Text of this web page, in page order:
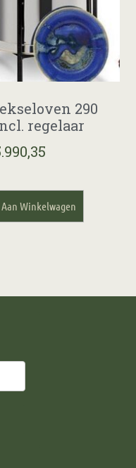
290
regelaar
Aan Winkelwagen